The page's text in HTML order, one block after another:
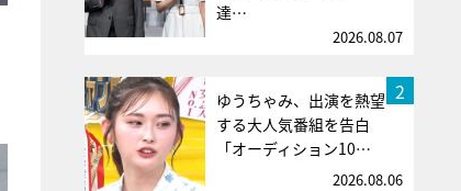
達…
2026.08.07
2
ゆうちゃみ、出演を熱望
する大人気番組を告白
「オーディション10…
2026.08.06